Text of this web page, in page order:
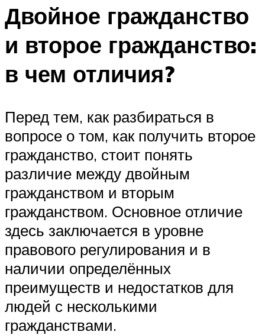
Двойное гражданство
и второе гражданство:
в чем отличия?
Перед тем, как разбираться в
вопросе о том, как получить второе
гражданство, стоит понять
различие между двойным
гражданством и вторым
гражданством. Основное отличие
здесь заключается в уровне
правового регулирования и в
наличии определённых
преимуществ и недостатков для
людей с несколькими
гражданствами.